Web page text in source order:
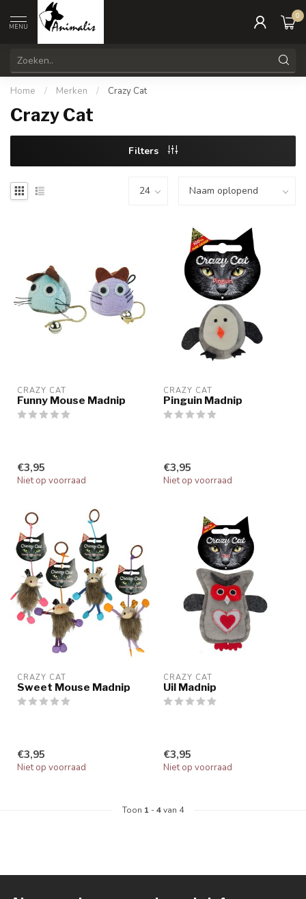
MENU
0
Home / Merken / Crazy Cat
Crazy Cat
Filters
CRAZY CAT
Funny Mouse Madnip
€3,95
Niet op voorraad
CRAZY CAT
Pinguin Madnip
€3,95
Niet op voorraad
CRAZY CAT
Sweet Mouse Madnip
€3,95
Niet op voorraad
CRAZY CAT
Uil Madnip
€3,95
Niet op voorraad
Toon 1 -4van 4